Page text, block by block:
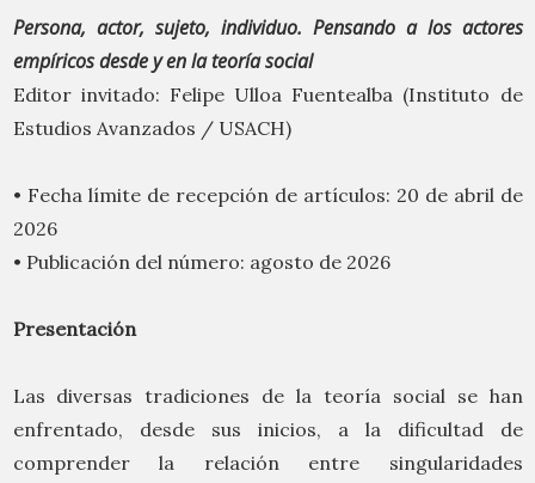
Persona, actor, sujeto, individuo. Pensando a los actores
empíricos desde y en la teoría social
Editor invitado: Felipe Ulloa Fuentealba (Instituto de
Estudios Avanzados / USACH)
• Fecha límite de recepción de artículos: 20 de abril de
2026
• Publicación del número: agosto de 2026
Presentación
Las diversas tradiciones de la teoría social se han
enfrentado, desde sus inicios, a la dificultad de
comprender la relación entre singularidades